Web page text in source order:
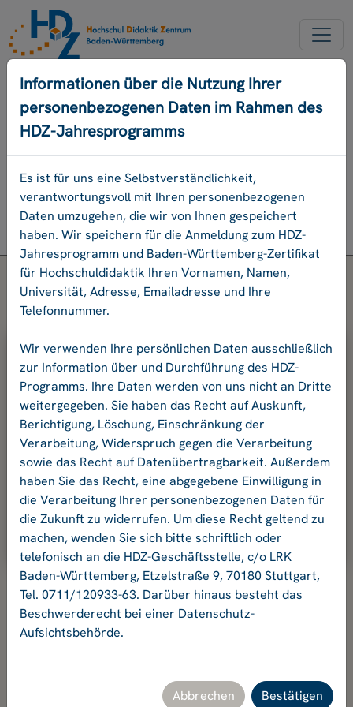
NEUER ACCOUNT
PASSWORD VERGESSEN
ENGLISCH
Programm
Login
Bitte geben Sie Ihre E-Mail-Adresse
und Ihr Passwort an.
E-Mail-Adresse:
Passwort:
Ok
Hochschuldidaktikzentrum Baden-Württemberg
Etzelstraße 9, 70180 Stuttgart, Tel. +49 711 120933-63,
Informationen über die Nutzung Ihrer
personenbezogenen Daten im Rahmen des
HDZ-Jahresprogramms
Es ist für uns eine Selbstverständlichkeit,
verantwortungsvoll mit Ihren personenbezogenen
Daten umzugehen, die wir von Ihnen gespeichert
haben. Wir speichern für die Anmeldung zum HDZ-
Jahresprogramm und Baden-Württemberg-Zertifikat
für Hochschuldidaktik Ihren Vornamen, Namen,
Universität, Adresse, Emailadresse und Ihre
Telefonnummer.
Wir verwenden Ihre persönlichen Daten ausschließlich
zur Information über und Durchführung des HDZ-
Programms. Ihre Daten werden von uns nicht an Dritte
weitergegeben. Sie haben das Recht auf Auskunft,
Berichtigung, Löschung, Einschränkung der
Verarbeitung, Widerspruch gegen die Verarbeitung
sowie das Recht auf Datenübertragbarkeit. Außerdem
haben Sie das Recht, eine abgegebene Einwilligung in
die Verarbeitung Ihrer personenbezogenen Daten für
die Zukunft zu widerrufen. Um diese Recht geltend zu
machen, wenden Sie sich bitte schriftlich oder
telefonisch an die HDZ-Geschäftsstelle, c/o LRK
Baden-Württemberg, Etzelstraße 9, 70180 Stuttgart,
Tel. 0711/120933-63. Darüber hinaus besteht das
Beschwerderecht bei einer Datenschutz-
Aufsichtsbehörde.
Abbrechen Bestätigen